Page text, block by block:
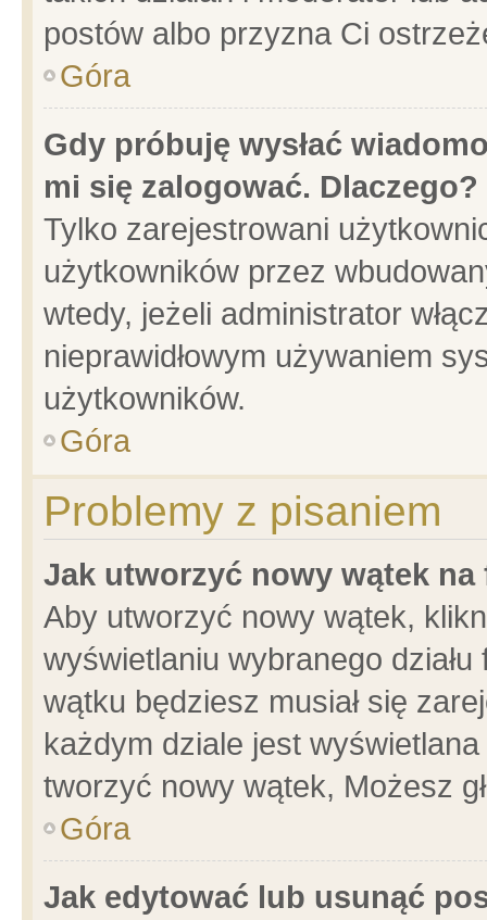
postów albo przyzna Ci
Góra
Gdy próbuję wysłać
mi się zalogować. Dlaczego?
Tylko zarejestrowani
użytkowników przez
wtedy, jeżeli administrator
nieprawidłowym używaniem
użytkowników.
Góra
Problemy z pisaniem
Jak utworzyć nowy wątek na
Aby utworzyć nowy wątek,
wyświetlaniu wybranego
wątku będziesz musiał się
każdym dziale jest
tworzyć nowy wątek, Możesz
Góra
Jak edytować lub usunąć